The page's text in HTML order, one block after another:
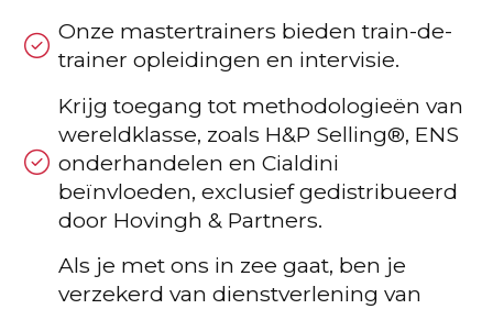
Onze mastertrainers bieden train-de-
trainer opleidingen en intervisie.
Krijg toegang tot methodologieën van
wereldklasse, zoals H&P Selling®, ENS
onderhandelen en Cialdini
beïnvloeden, exclusief gedistribueerd
door Hovingh & Partners.
Als je met ons in zee gaat, ben je
verzekerd van dienstverlening van